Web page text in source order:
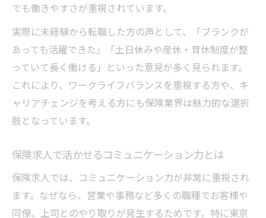
でも働きやすさが重視されています。
実際に未経験から転職した方の声として、「ブランクが
あっても活躍できた」「土日休みや産休・育休制度が整
っていて長く働ける」といった意見が多く見られます。
これにより、ワークライフバランスを重視する方や、キ
ャリアチェンジを考える方にも保険業界は魅力的な選択
肢となっています。
保険求人で活かせるコミュニケーション力とは
保険求人では、コミュニケーション力が非常に重視され
ます。なぜなら、営業や事務など多くの職種でお客様や
同僚、上司とのやり取りが発生するためです。特に東京